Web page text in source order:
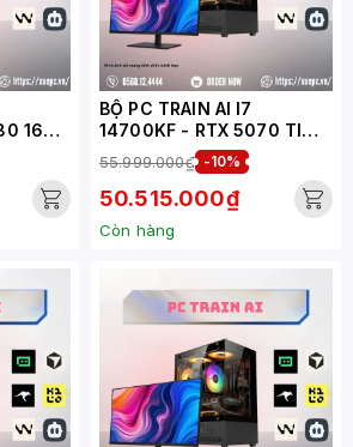
16GB
BỘ PC TRAIN AI I7
14700KF - RTX 5070 TI
16GB (XUEPC145-TA)
55.999.000₫ -10%
50.515.000₫
Còn hàng